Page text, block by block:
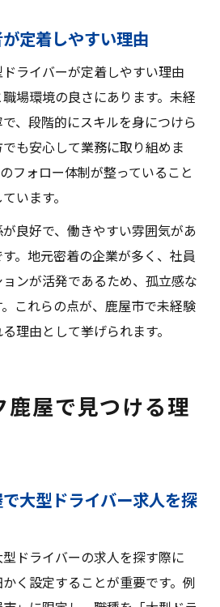
定着しやすい理由
ライバーが定着しやすい理由
場環境の良さにあります。未経
、段階的にスキルを身につけら
も安心して業務に取り組めま
フォロー体制が整っていること
います。
良好で、働きやすい雰囲気があ
。地元密着の企業が多く、社員
ンが活発であるため、孤立感な
これらの点が、鹿屋市で未経験
理由として挙げられます。
鹿屋で見つける理
大型ドライバー求人を探
ドライバーの求人を探す際に
く設定することが重要です。例